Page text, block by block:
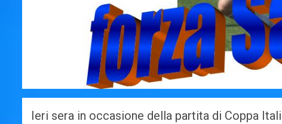
Ieri sera in occasione della partita di Coppa